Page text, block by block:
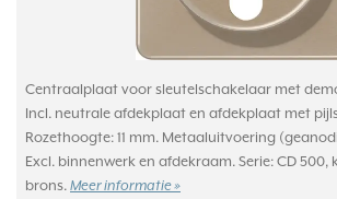
Centraalplaat voor sleutelschakelaar met
Incl. neutrale afdekplaat en afdekplaat met
Rozethoogte: 11 mm. Metaaluitvoering
Excl. binnenwerk en afdekraam. Serie: CD 500,
brons. Meer informatie »